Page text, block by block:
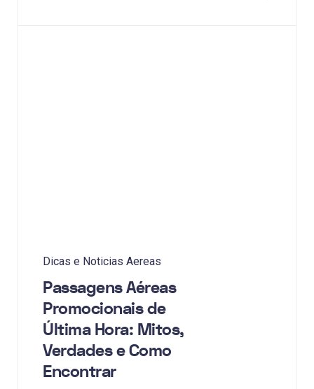
Dicas e Noticias Aereas
Passagens Aéreas
Promocionais de
Última Hora: Mitos,
Verdades e Como
Encontrar